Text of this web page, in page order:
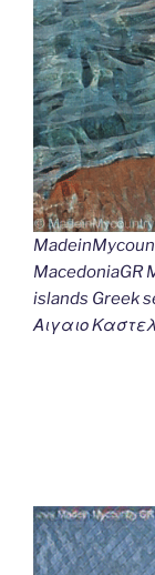
MacedoniaGR
islands Greek
Αιγαιο